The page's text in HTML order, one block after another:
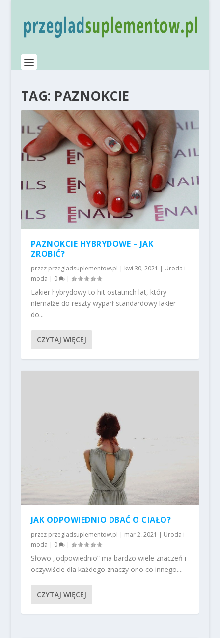
TAG: PAZNOKCIE
PAZNOKCIE HYBRYDOWE – JAK
ZROBIĆ?
przez przegladsuplementow.pl | kwi 30, 2021 | Uroda i
moda | 0 |
Lakier hybrydowy to hit ostatnich lat, który
niemalże do reszty wyparł standardowy lakier
do...
CZYTAJ WIĘCEJ
JAK ODPOWIEDNIO DBAĆ O CIAŁO?
przez przegladsuplementow.pl | mar 2, 2021 | Uroda i
moda | 0 |
Słowo „odpowiednio” ma bardzo wiele znaczeń i
oczywiście dla każdego znaczy ono co innego....
CZYTAJ WIĘCEJ